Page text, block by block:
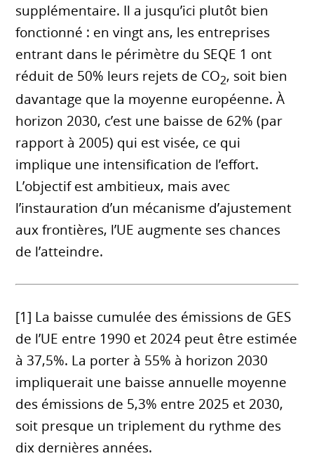
supplémentaire. Il a jusqu’ici plutôt bien
fonctionné : en vingt ans, les entreprises
entrant dans le périmètre du SEQE 1 ont
réduit de 50% leurs rejets de CO2, soit bien
davantage que la moyenne européenne. À
horizon 2030, c’est une baisse de 62% (par
rapport à 2005) qui est visée, ce qui
implique une intensification de l’effort.
L’objectif est ambitieux, mais avec
l’instauration d’un mécanisme d’ajustement
aux frontières, l’UE augmente ses chances
de l’atteindre.
[1] La baisse cumulée des émissions de GES
de l’UE entre 1990 et 2024 peut être estimée
à 37,5%. La porter à 55% à horizon 2030
impliquerait une baisse annuelle moyenne
des émissions de 5,3% entre 2025 et 2030,
soit presque un triplement du rythme des
dix dernières années.